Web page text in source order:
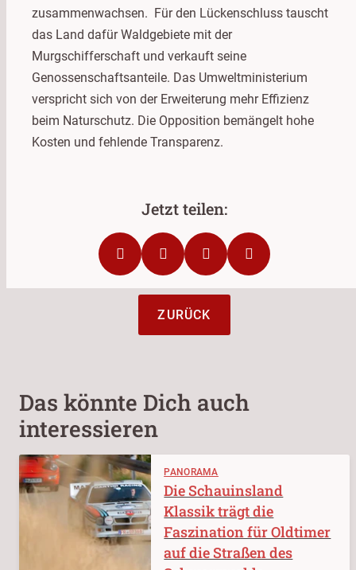
zusammenwachsen. Für den Lückenschluss tauscht
das Land dafür Waldgebiete mit der
Murgschifferschaft und verkauft seine
Genossenschaftsanteile. Das Umweltministerium
verspricht sich von der Erweiterung mehr Effizienz
beim Naturschutz. Die Opposition bemängelt hohe
Kosten und fehlende Transparenz.
ZURÜCK
Das könnte Dich auch
interessieren
PANORAMA
Die Schauinsland
Klassik trägt die
Faszination für Oldtimer
auf die Straßen des